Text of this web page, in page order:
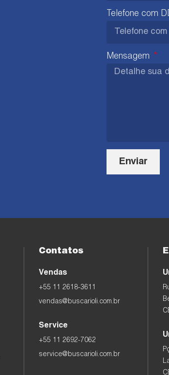
Telefone com
Mensagem
Enviar
Contatos
Vendas
+55 11 2618-3611
vendas@buscarioli.com.br
Service
+55 11 2692-7062
service@buscarioli.com.br